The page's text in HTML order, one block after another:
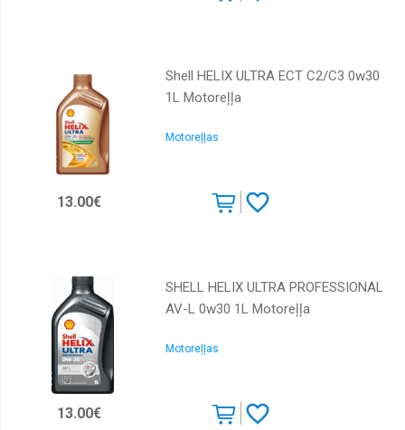
Shell HELIX ULTRA ECT C2/C3 0w30
1L Motoreļļa
Motoreļļas
13.00€
SHELL HELIX ULTRA PROFESSIONAL
AV-L 0w30 1L Motoreļļa
Motoreļļas
13.00€